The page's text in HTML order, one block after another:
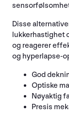
Disse
lukkerhastighet
og reagerer
og hyperlapse-
God
Optiske
Nøyaktig
Presis